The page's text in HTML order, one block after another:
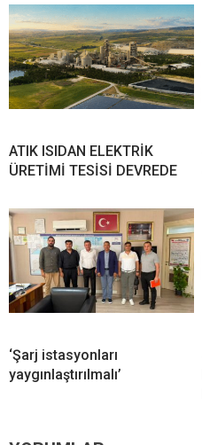
ATIK ISIDAN ELEKTRİK
ÜRETİMİ TESİSİ DEVREDE
‘Şarj istasyonları
yaygınlaştırılmalı’